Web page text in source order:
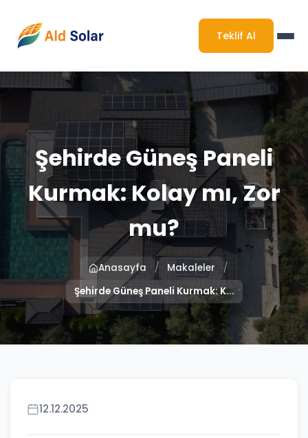
Teklif Al
Şehirde Güneş Paneli
Kurmak: Kolay mı, Zor
mu?
Anasayfa / Makaleler /
Şehirde Güneş Paneli Kurmak: K...
12.12.2025